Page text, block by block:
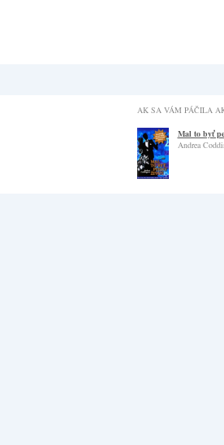
AK SA VÁM PÁČILA
Mal to byť
Andrea